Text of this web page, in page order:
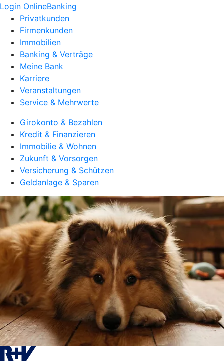
Login OnlineBanking
Privatkunden
Firmenkunden
Immobilien
Banking & Verträge
Meine Bank
Karriere
Veranstaltungen
Service & Mehrwerte
Girokonto & Bezahlen
Kredit & Finanzieren
Immobilie & Wohnen
Zukunft & Vorsorgen
Versicherung & Schützen
Geldanlage & Sparen